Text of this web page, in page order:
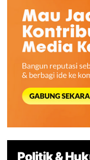
Politik &